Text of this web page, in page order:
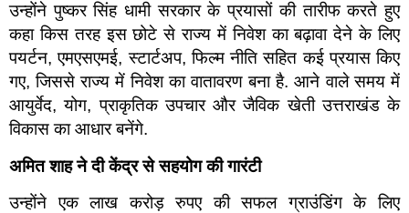
उन्होंने पुष्कर सिंह धामी सरकार के प्रयासों की तारीफ करते हुए
कहा किस तरह इस छोटे से राज्य में निवेश का बढ़ावा देने के लिए
पयर्टन, एमएसएमई, स्टार्टअप, फिल्म नीति सहित कई प्रयास किए
गए, जिससे राज्य में निवेश का वातावरण बना है. आने वाले समय में
आयुर्वेद, योग, प्राकृतिक उपचार और जैविक खेती उत्तराखंड के
विकास का आधार बनेंगे.
अमित शाह ने दी केंद्र से सहयोग की गारंटी
उन्होंने एक लाख करोड़ रुपए की सफल ग्राउंडिंग के लिए